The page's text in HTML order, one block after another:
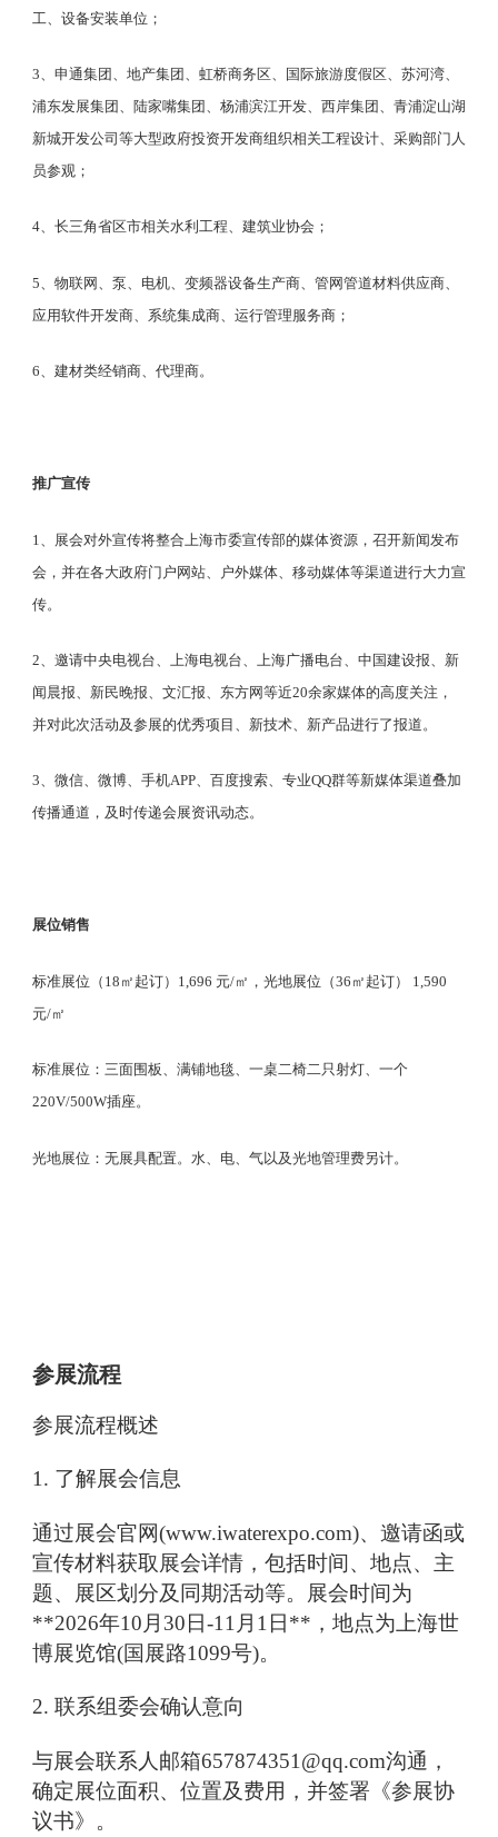
工、设备安装单位；
3、申通集团、地产集团、虹桥商务区、国际旅游度假区、苏河湾、
浦东发展集团、陆家嘴集团、杨浦滨江开发、西岸集团、青浦淀山湖
新城开发公司等大型政府投资开发商组织相关工程设计、采购部门人
员参观；
4、长三角省区市相关水利工程、建筑业协会；
5、物联网、泵、电机、变频器设备生产商、管网管道材料供应商、
应用软件开发商、系统集成商、运行管理服务商；
6、建材类经销商、代理商。
推广宣传
1、展会对外宣传将整合上海市委宣传部的媒体资源，召开新闻发布
会，并在各大政府门户网站、户外媒体、移动媒体等渠道进行大力宣
传。
2、邀请中央电视台、上海电视台、上海广播电台、中国建设报、新
闻晨报、新民晚报、文汇报、东方网等近20余家媒体的高度关注，
并对此次活动及参展的优秀项目、新技术、新产品进行了报道。
3、微信、微博、手机APP、百度搜索、专业QQ群等新媒体渠道叠加
传播通道，及时传递会展资讯动态。
展位销售
标准展位（ 18㎡起订）1,696 元/㎡，光地展位（36㎡起订） 1,590
元/㎡
标准展位：三面围板、满铺地毯、一桌二椅二只射灯、一个
220V/500W插座。
光地展位：无展具配置。水、电、气以及光地管理费另计。
参展流程
参展流程概述
1. 了解展会信息
通过展会官网(www.iwaterexpo.com)、邀请函或
宣传材料获取展会详情，包括时间、地点、主
题、展区划分及同期活动等。展会时间为
**2026年10月30日-11月1日**，地点为上海世
博展览馆(国展路1099号)。
2. 联系组委会确认意向
与展会联系人邮箱657874351@qq.com沟通，
确定展位面积、位置及费用，并签署《参展协
议书》。